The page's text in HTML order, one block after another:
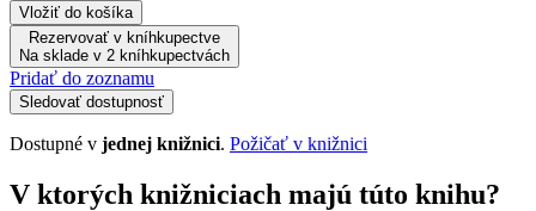
Vložiť do košíka
Rezervovať v kníhkupectve
Na sklade v 2 kníhkupectvách
Pridať do zoznamu
Sledovať dostupnosť
Dostupné v jednej knižnici. Požičať v knižnici
V ktorých knižniciach majú túto knihu?